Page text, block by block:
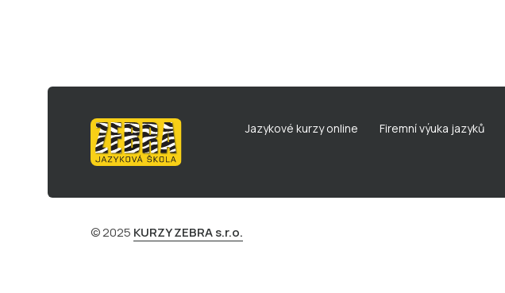
Jazykové kurzy online Firemní výuka jazyků
© 2025 KURZY ZEBRA s.r.o.